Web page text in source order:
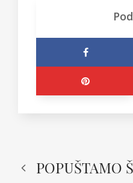
POPUŠTAMO